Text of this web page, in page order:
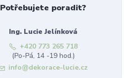
Potřebujete poradit?
Ing. Lucie Jelínková
+420 773 265 718
(Po-Pá, 14 -19 hod.)
info@dekorace-lucie.cz